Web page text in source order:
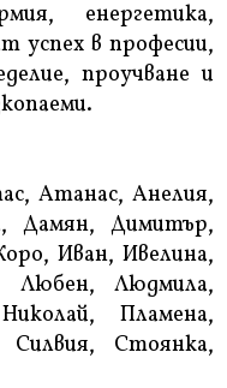
енергетика,
успех в професии,
проучване и
Атанас, Анелия,
Дамян, Димитър,
Иван, Ивелина,
Любен, Людмила,
Пламена,
Силвия, Стоянка,